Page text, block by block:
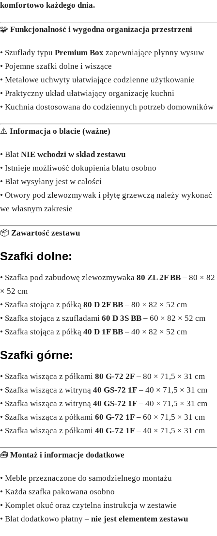
komfortowo każdego dnia.
🧩 Funkcjonalność i wygodna organizacja przestrzeni
• Szuflady typu Premium Box zapewniające płynny wysuw
• Pojemne szafki dolne i wiszące
• Metalowe uchwyty ułatwiające codzienne użytkowanie
• Praktyczny układ ułatwiający organizację kuchni
• Kuchnia dostosowana do codziennych potrzeb domowników
⚠️ Informacja o blacie (ważne)
• Blat NIE wchodzi w skład zestawu
• Istnieje możliwość dokupienia blatu osobno
• Blat wysyłany jest w całości
• Otwory pod zlewozmywak i płytę grzewczą należy wykonać
we własnym zakresie
📦 Zawartość zestawu
Szafki dolne:
• Szafka pod zabudowę zlewozmywaka 80 ZL 2F BB – 80 × 82
× 52 cm
• Szafka stojąca z półką 80 D 2F BB – 80 × 82 × 52 cm
• Szafka stojąca z szufladami 60 D 3S BB – 60 × 82 × 52 cm
• Szafka stojąca z półką 40 D 1F BB – 40 × 82 × 52 cm
Szafki górne:
• Szafka wisząca z półkami 80 G-72 2F – 80 × 71,5 × 31 cm
• Szafka wisząca z witryną 40 GS-72 1F – 40 × 71,5 × 31 cm
• Szafka wisząca z witryną 40 GS-72 1F – 40 × 71,5 × 31 cm
• Szafka wisząca z półkami 60 G-72 1F – 60 × 71,5 × 31 cm
• Szafka wisząca z półkami 40 G-72 1F – 40 × 71,5 × 31 cm
🧰 Montaż i informacje dodatkowe
• Meble przeznaczone do samodzielnego montażu
• Każda szafka pakowana osobno
• Komplet okuć oraz czytelna instrukcja w zestawie
• Blat dodatkowo płatny – nie jest elementem zestawu